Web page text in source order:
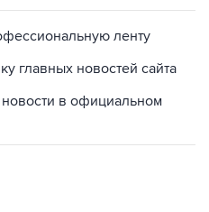
ленту
главных новостей сайта
в официальном